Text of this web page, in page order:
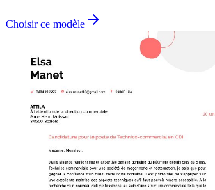
Choisir ce modèle